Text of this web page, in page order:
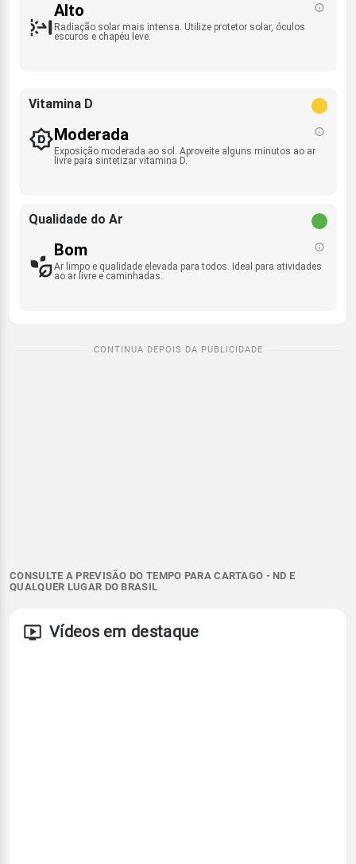
Alto
Radiação solar mais intensa. Utilize protetor solar, óculos
escuros e chapéu leve.
Vitamina D
Moderada
Exposição moderada ao sol. Aproveite alguns minutos ao ar
livre para sintetizar vitamina D.
Qualidade do Ar
Bom
Ar limpo e qualidade elevada para todos. Ideal para atividades
ao ar livre e caminhadas.
CONSULTE A PREVISÃO DO TEMPO PARA CARTAGO - ND E
QUALQUER LUGAR DO BRASIL
Vídeos em destaque